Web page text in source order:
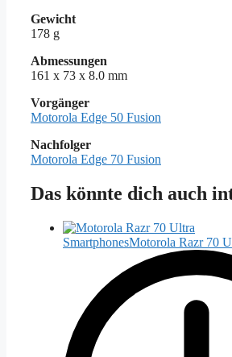
Gewicht
178 g
Abmessungen
161 x 73 x 8.0 mm
Vorgänger
Motorola Edge 50 Fusion
Nachfolger
Motorola Edge 70 Fusion
Das könnte dich auch
SmartphonesMotorola Razr 70